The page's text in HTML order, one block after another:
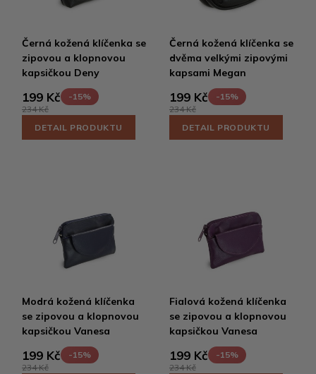
Černá kožená klíčenka se
zipovou a klopnovou
kapsičkou Deny
199 Kč
-15%
234 Kč
DETAIL PRODUKTU
Černá kožená klíčenka se
dvěma velkými zipovými
kapsami Megan
199 Kč
-15%
234 Kč
DETAIL PRODUKTU
Modrá kožená klíčenka
se zipovou a klopnovou
kapsičkou Vanesa
199 Kč
-15%
234 Kč
Fialová kožená klíčenka
se zipovou a klopnovou
kapsičkou Vanesa
199 Kč
-15%
234 Kč